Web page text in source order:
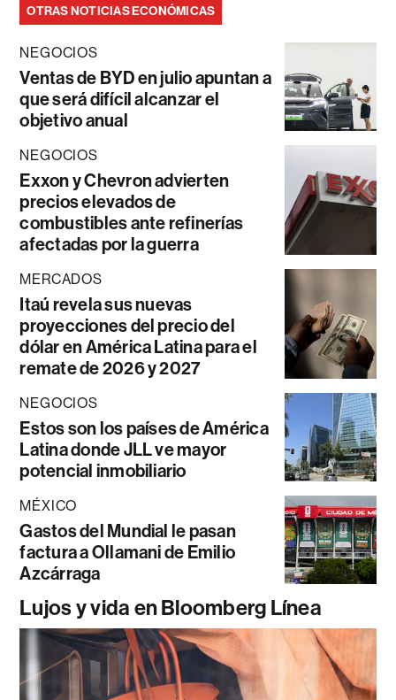
OTRAS NOTICIAS ECONÓMICAS
NEGOCIOS
Ventas de BYD en julio apuntan a
que será difícil alcanzar el
objetivo anual
NEGOCIOS
Exxon y Chevron advierten
precios elevados de
combustibles ante refinerías
afectadas por la guerra
MERCADOS
Itaú revela sus nuevas
proyecciones del precio del
dólar en América Latina para el
remate de 2026 y 2027
NEGOCIOS
Estos son los países de América
Latina donde JLL ve mayor
potencial inmobiliario
MÉXICO
Gastos del Mundial le pasan
factura a Ollamani de Emilio
Azcárraga
Lujos y vida en Bloomberg Línea